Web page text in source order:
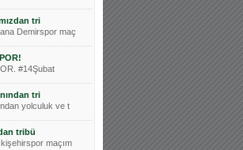
tri
Demirspor maç
#14Şubat
tri
yolculuk ve t
tribü
maçım